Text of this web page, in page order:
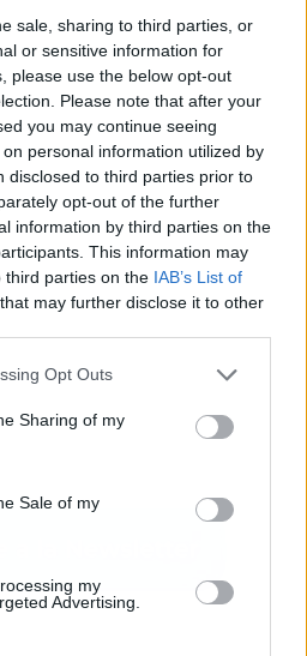
sale, sharing to third parties, or
or sensitive information for
please use the below opt-out
Please note that after your
you may continue seeing
personal information utilized by
disclosed to third parties prior to
opt-out of the further
information by third parties on the
This information may
third parties on the IAB’s List of
that may further disclose it to other
Opt Outs
Sharing of my
Sale of my
my
Advertising.
Publicidad